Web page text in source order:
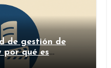
de gestión de
por qué es